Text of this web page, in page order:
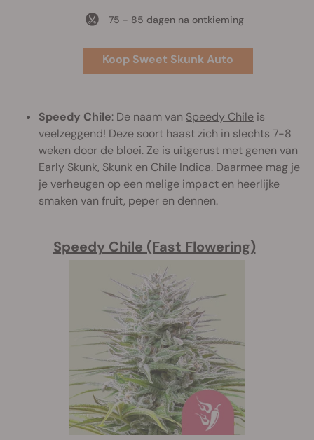
75 - 85 dagen na ontkieming
Koop Sweet Skunk Auto
Speedy Chile: De naam van Speedy Chile is
veelzeggend! Deze soort haast zich in slechts 7-8
weken door de bloei. Ze is uitgerust met genen van
Early Skunk, Skunk en Chile Indica. Daarmee mag je
je verheugen op een melige impact en heerlijke
smaken van fruit, peper en dennen.
Speedy Chile (Fast Flowering)